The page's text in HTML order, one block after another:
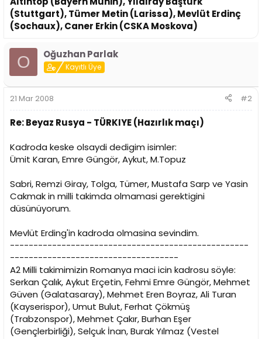
(Stuttgart), Tümer Metin (Larissa), Mevlüt Erdinç
(Sochaux), Caner Erkin (CSKA Moskova)
O Oğuzhan Parlak
Kayıtlı Üye
21 Mar 2008 #2
Re: Beyaz Rusya - TÜRKIYE (Hazırlık maçı)
Kadroda keske olsaydi dedigim isimler:
Ümit Karan, Emre Güngör, Aykut, M.Topuz
Sabri, Remzi Giray, Tolga, Tümer, Mustafa Sarp ve Yasin
Cakmak in milli takimda olmamasi gerektigini
düsünüyorum.
Mevlüt Erding'in kadroda olmasina sevindim.
---------------------------------------------------
------------------------------------
A2 Milli takimimizin Romanya maci icin kadrosu söyle:
Serkan Çalık, Aykut Erçetin, Fehmi Emre Güngör, Mehmet
Güven (Galatasaray), Mehmet Eren Boyraz, Ali Turan
(Kayserispor), Umut Bulut, Ferhat Çökmüş
(Trabzonspor), Mehmet Çakır, Burhan Eşer
(Gençlerbirliği), Selçuk İnan, Burak Yılmaz (Vestel